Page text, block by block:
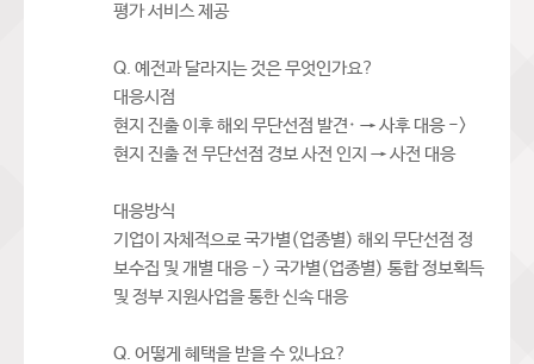
평가 서비스 제공
Q. 예전과 달라지는 것은 무엇인가요?
대응시점
현지 진출 이후 해외 무단선점 발견· → 사후 대응 ->
현지 진출 전 무단선점 경보 사전 인지 → 사전 대응
대응방식
기업이 자체적으로 국가별(업종별) 해외 무단선점 정
보수집 및 개별 대응 -> 국가별(업종별) 통합 정보획득
및 정부 지원사업을 통한 신속 대응
Q. 어떻게 혜택을 받을 수 있나요?